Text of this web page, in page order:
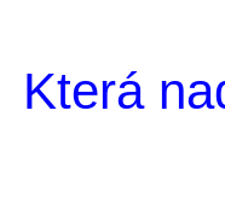
Která